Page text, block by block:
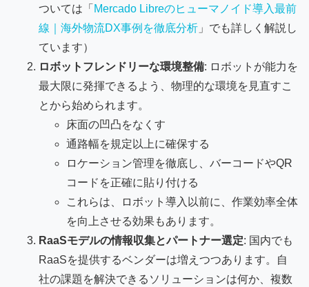
ついては「 Mercado Libreのヒューマノイド導入最前
線｜海外物流DX事例を徹底分析 」でも詳しく解説し
ています）
ロボットフレンドリーな環境整備: ロボットが能力を
最大限に発揮できるよう、物理的な環境を見直すこ
とから始められます。
床面の凹凸をなくす
通路幅を規定以上に確保する
ロケーション管理を徹底し、バーコードやQR
コードを正確に貼り付ける
これらは、ロボット導入以前に、作業効率全体
を向上させる効果もあります。
RaaSモデルの情報収集とパートナー選定: 国内でも
RaaSを提供するベンダーは増えつつあります。自
社の課題を解決できるソリューションは何か、複数